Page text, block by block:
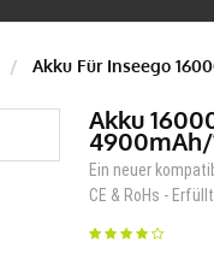
Akku Für Inseego
Akku
4900mAh/
Ein neuer
CE & RoHs -